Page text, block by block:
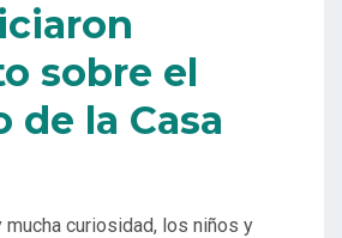
sobre el
de la Casa
mucha curiosidad, los niños y